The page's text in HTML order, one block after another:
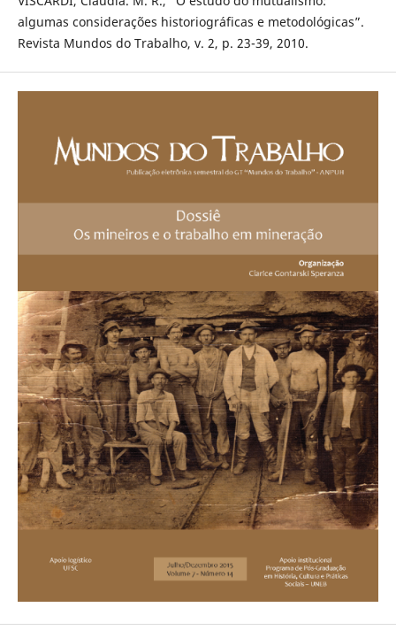
algumas considerações historiográficas e metodológicas”.
Revista Mundos do Trabalho, v. 2, p. 23-39, 2010.